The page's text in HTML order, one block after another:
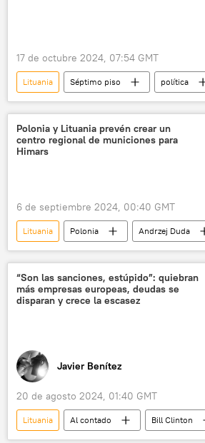
17 de octubre 2024, 07:54 GMT
Lituania Séptimo piso
política
seguridad
Ursula von der Leyen
Unión Europea (UE)
Benjamín
Alemania
Polonia y Lituania prevén crear un
centro regional de municiones para
Himars
6 de septiembre 2024, 00:40 GMT
Lituania Polonia
Andrzej Duda
Himars
OTAN
🛡️ Industria
Defensa
🛡️ Fuerzas Armadas
“Son las sanciones, estúpido”: quiebran
más empresas europeas, deudas se
disparan y crece la escasez
Javier Benítez
20 de agosto 2024, 01:40 GMT
Lituania Al contado
Bill Clinton